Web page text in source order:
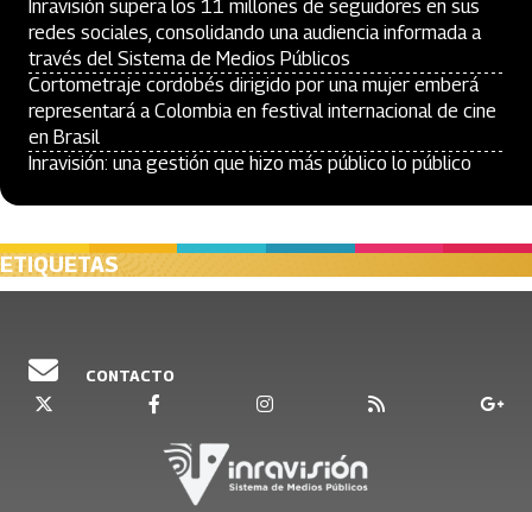
Inravisión supera los 11 millones de seguidores en sus
redes sociales, consolidando una audiencia informada a
través del Sistema de Medios Públicos
Cortometraje cordobés dirigido por una mujer emberá
representará a Colombia en festival internacional de cine
en Brasil
Inravisión: una gestión que hizo más público lo público
ETIQUETAS
CONTACTO